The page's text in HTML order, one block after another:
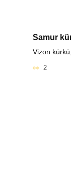
Samur
Vizon
2